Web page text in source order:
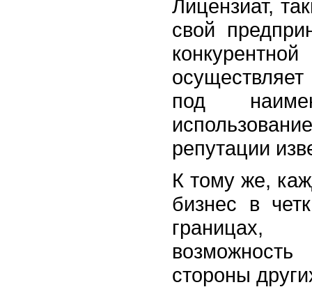
Лицензиат,
свой
под
репутации
К тому же,
бизнес в
стороны